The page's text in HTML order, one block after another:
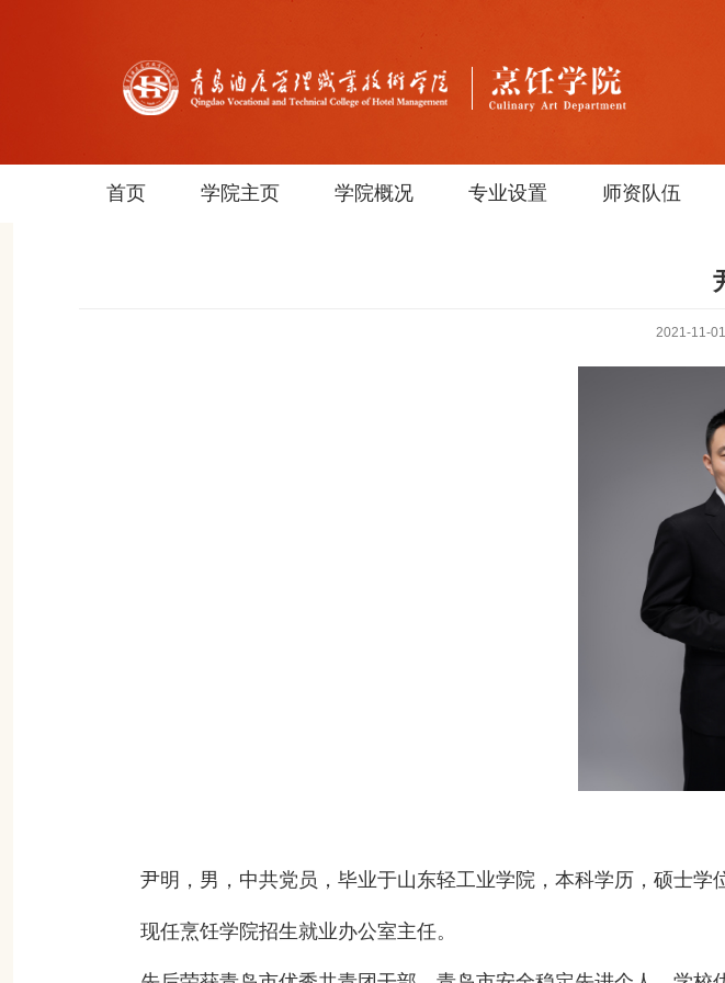
首页 学院主页 学院概况 专业设置 师资队伍
2021-11-01
尹明，男，中共党员，毕业于山东轻工业学院，本科学历，硕士学
现任烹饪学院招生就业办公室主任。